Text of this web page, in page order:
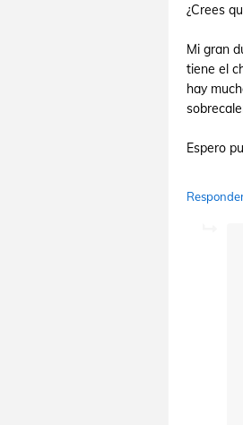
¿Crees
Mi gran
tiene el
hay
Espero